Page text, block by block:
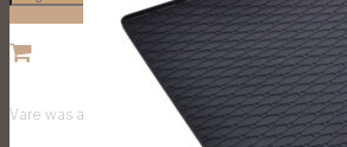
Vare was added to your cart